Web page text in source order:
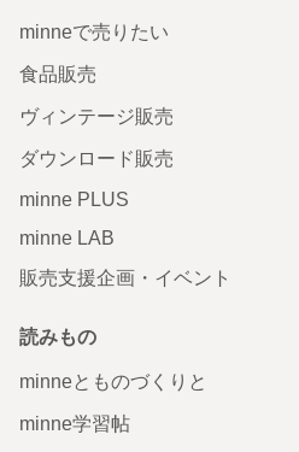
minneで売りたい
食品販売
ヴィンテージ販売
ダウンロード販売
minne PLUS
minne LAB
販売支援企画・イベント
読みもの
minneとものづくりと
minne学習帖